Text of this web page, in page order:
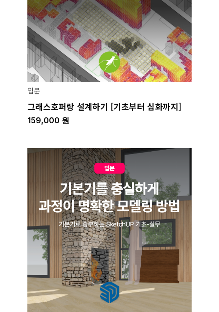
입문
그래스호퍼랑 설계하기 [기초부터 심화까지]
159,000 원